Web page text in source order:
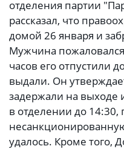
отделения партии
рассказал, что
домой 26 января и
Мужчина
часов его отпустили
выдали. Он
задержали на выходе
в отделении до 14:30,
удалось. Кроме того,